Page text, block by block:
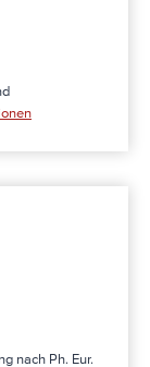
nach Ph. Eur.